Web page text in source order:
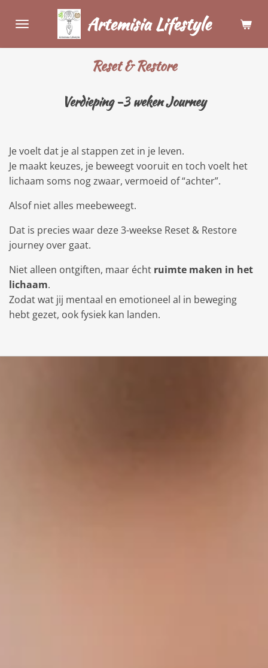
direct
Artemisia Lifestyle
Reset & Restore
Verdieping -3 weken Journey
Je voelt dat je al stappen zet in je leven.
Je maakt keuzes, je beweegt vooruit en toch voelt het
lichaam soms nog zwaar, vermoeid of “achter”.
Alsof niet alles meebeweegt.
Dat is precies waar deze 3-weekse Reset & Restore
journey over gaat.
Niet alleen ontgiften, maar écht ruimte maken in het
lichaam.
Zodat wat jij mentaal en emotioneel al in beweging
hebt gezet, ook fysiek kan landen.